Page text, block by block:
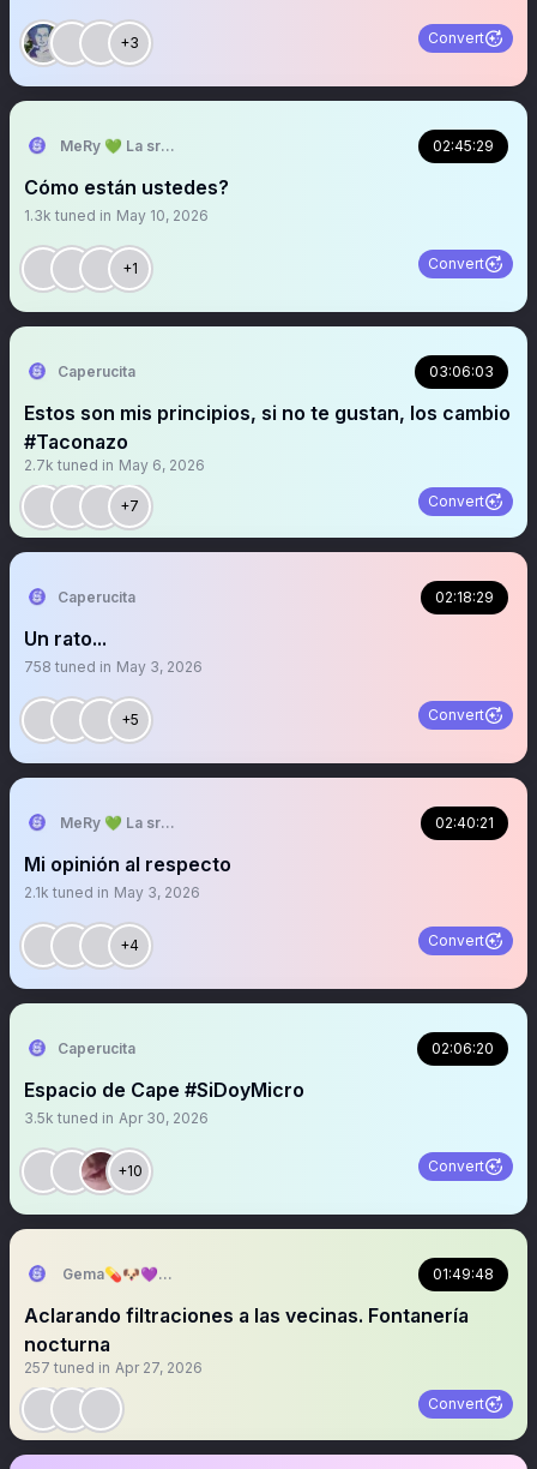
+3 Convert
MeRy 💚 La sra que ya no abre los espacios 02:45:29
Cómo están ustedes?
1.3k tuned in May 10, 2026
+1 Convert
Caperucita 03:06:03
Estos son mis principios, si no te gustan, los cambio
#Taconazo
2.7k tuned in May 6, 2026
+7 Convert
Caperucita 02:18:29
Un rato...
758 tuned in May 3, 2026
+5 Convert
MeRy 💚 La sra que ya no abre los espacios 02:40:21
Mi opinión al respecto
2.1k tuned in May 3, 2026
+4 Convert
Caperucita 02:06:20
Espacio de Cape #SiDoyMicro
3.5k tuned in Apr 30, 2026
+10 Convert
Gema💊🐶💜😍🌈❤️🕊️💕😘 01:49:48
Aclarando filtraciones a las vecinas. Fontanería
nocturna
257 tuned in Apr 27, 2026
Convert